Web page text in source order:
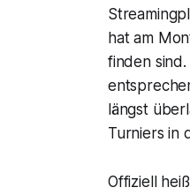
hat am
finden
längst
Turniers in
Offiziell